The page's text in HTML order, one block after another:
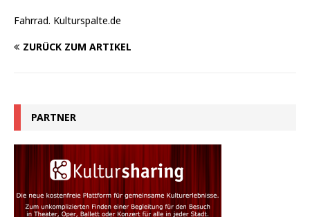
Fahrrad. Kulturspalte.de
ZURÜCK ZUM ARTIKEL
PARTNER